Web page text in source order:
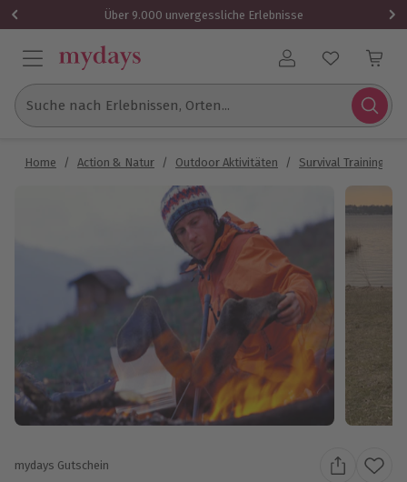
Über 9.000 unvergessliche Erlebnisse
Benutzerkonto
Suche nach Erlebnissen, Orten...
Home / Action & Natur / Outdoor Aktivitäten / Survival Training
mydays Gutschein